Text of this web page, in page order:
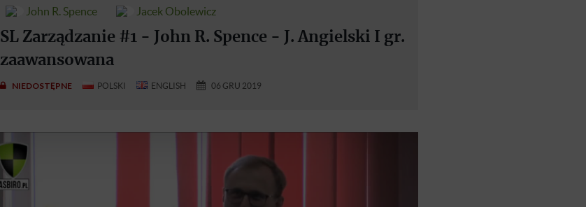
John R. Spence Jacek Obolewicz
SL Zarządzanie #1 - John R. Spence - J. Angielski I gr.
zaawansowana
NIEDOSTĘPNE POLSKI ENGLISH 06 GRU 2019